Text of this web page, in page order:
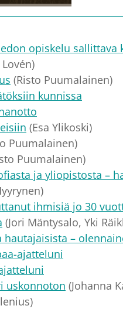
opiskelu sallittava
Lovén)
(Risto Puumalainen)
kunnissa
(Esa Ylikoski)
Puumalainen)
Puumalainen)
ja yliopistosta –
ihmisiä jo 30
(Jori Mäntysalo, Yki
–
ajatteluni
uskonnoton (Johanna